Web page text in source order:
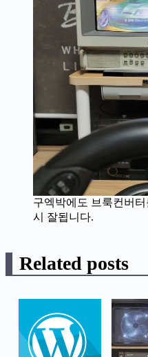
구엑박에도 브룩컨버
시 잘됩니다.
Related posts